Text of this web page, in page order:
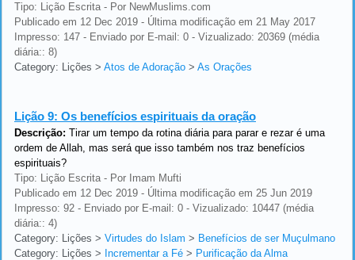
Tipo: Lição Escrita - Por NewMuslims.com
Publicado em 12 Dec 2019 - Última modificação em 21 May 2017
Impresso: 147 - Enviado por E-mail: 0 - Vizualizado: 20369 (média
diária:: 8)
Category: Lições > Atos de Adoração > As Orações
Lição 9: Os benefícios espirituais da oração
Descrição: Tirar um tempo da rotina diária para parar e rezar é uma
ordem de Allah, mas será que isso também nos traz benefícios
espirituais?
Tipo: Lição Escrita - Por Imam Mufti
Publicado em 12 Dec 2019 - Última modificação em 25 Jun 2019
Impresso: 92 - Enviado por E-mail: 0 - Vizualizado: 10447 (média
diária:: 4)
Category: Lições > Virtudes do Islam > Benefícios de ser Muçulmano
Category: Lições > Incrementar a Fé > Purificação da Alma